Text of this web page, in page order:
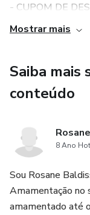
- CUPOM DE
Mostrar mais
Saiba mais
conteúdo
8 Ano
Sou Rosane
Amamentação no
amamentado até